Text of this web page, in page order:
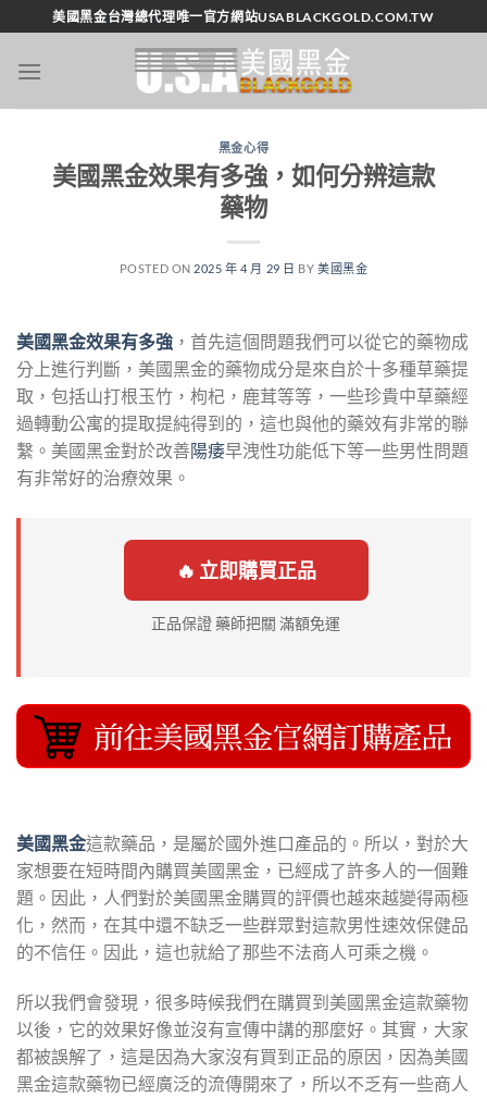
轉
美國黑金台灣總代理唯一官方網站USABLACKGOLD.COM.TW
黑金心得
美國黑金效果有多強，如何分辨這款
藥物
POSTED ON 2025 年 4 月 29 日 BY 美國黑金
美國黑金效果有多強 ，首先這個問題我們可以從它的藥物成
分上進行判斷，美國黑金的藥物成分是來自於十多種草藥提
取，包括山打根玉竹，枸杞，鹿茸等等，一些珍貴中草藥經
過轉動公寓的提取提純得到的，這也與他的藥效有非常的聯
繫。美國黑金對於改善陽痿早洩性功能低下等一些男性問題
有非常好的治療效果。
🔥 立即購買正品
正品保證 藥師把關 滿額免運
美國黑金這款藥品，是屬於國外進口產品的。所以，對於大
家想要在短時間內購買美國黑金，已經成了許多人的一個難
題。因此，人們對於美國黑金購買的評價也越來越變得兩極
化，然而，在其中還不缺乏一些群眾對這款男性速效保健品
的不信任。因此，這也就給了那些不法商人可乘之機。
所以我們會發現，很多時候我們在購買到美國黑金這款藥物
以後，它的效果好像並沒有宣傳中講的那麼好。其實，大家
都被誤解了，這是因為大家沒有買到正品的原因，因為美國
黑金這款藥物已經廣泛的流傳開來了，所以不乏有一些商人